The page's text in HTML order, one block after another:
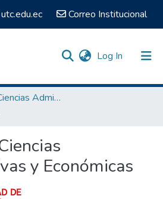
utc.edu.ec Correo Institucional
Log In (current)
Facultad de Ciencias Administrativas y Económicas
y Económicas